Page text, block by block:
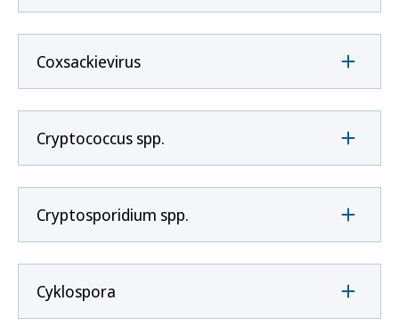
Coxsackievirus
Cryptococcus spp.
Cryptosporidium spp.
Cyklospora